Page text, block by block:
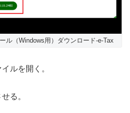
ル（Windows用）ダウンロード-e-Tax
ルを開く。
る。